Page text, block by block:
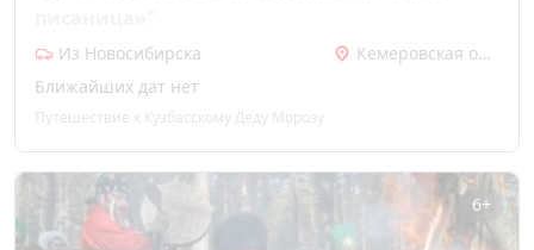
Из Новосибирска
Кемеровская область
Ближайших дат нет
Путешествие к Кузбасскому Деду Морозу
6+